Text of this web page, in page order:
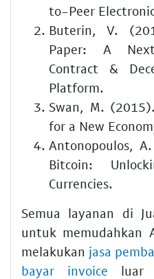
to-Peer
Buterin, V.
Paper: A
Contract &
Platform.
Swan, M.
for a New
Antonopoulos,
Bitcoin:
Currencies.
Semua layanan di
untuk memudahkan
melakukan jasa
bayar invoice luar